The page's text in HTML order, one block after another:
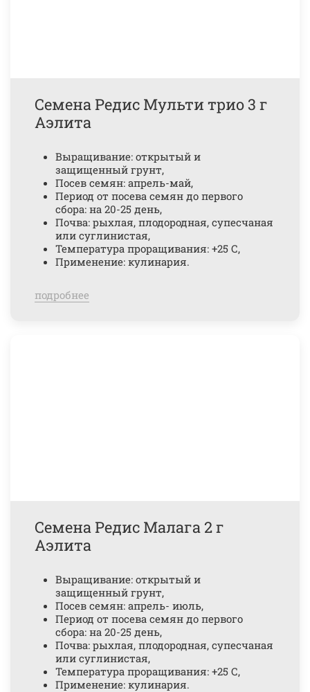
Семена Редис Мульти трио 3 г
Аэлита
Выращивание: открытый и
защищенный грунт,
Посев семян: апрель-май,
Период от посева семян до первого
сбора: на 20-25 день,
Почва: рыхлая, плодородная, супесчаная
или суглинистая,
Температура проращивания: +25 С,
Применение: кулинария.
подробнее
Семена Редис Малага 2 г
Аэлита
Выращивание: открытый и
защищенный грунт,
Посев семян: апрель- июль,
Период от посева семян до первого
сбора: на 20-25 день,
Почва: рыхлая, плодородная, супесчаная
или суглинистая,
Температура проращивания: +25 С,
Применение: кулинария.